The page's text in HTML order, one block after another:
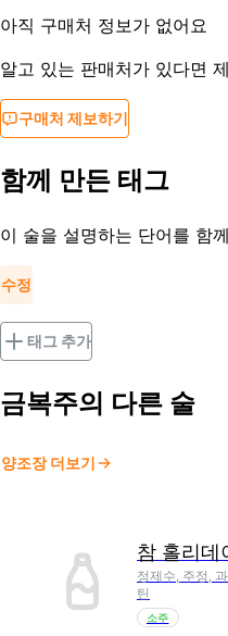
아직 구매처 정보가 없어요
알고 있는 판매처가 있다면
구매처 제보하기
함께 만든 태그
이 술을 설명하는 단어를 함
수정
태그 추가
금복주의 다른 술
양조장 더보기
참 홀리데
정제수, 주정,
틴
소주